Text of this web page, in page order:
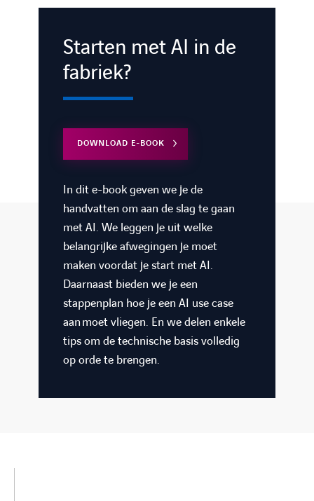
Starten met AI in de
fabriek?
DOWNLOAD E-BOOK
In dit e-book geven we je de
handvatten om aan de slag te gaan
met AI. We leggen je uit welke
belangrijke afwegingen je moet
maken voordat je start met AI.
Daarnaast bieden we je een
stappenplan hoe je een AI use case
aan moet vliegen. En we delen enkele
tips om de technische basis volledig
op orde te brengen.